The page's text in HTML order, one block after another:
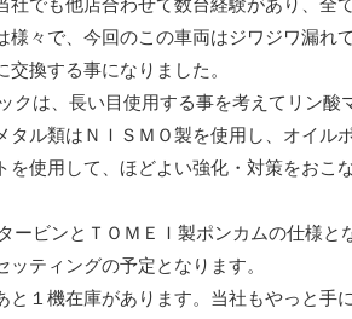
でも他店合わせて数台経験があり、全
々で、今回のこの車両はジワジワ漏れ
換する事になりました。
クは、長い目使用する事を考えてリン酸
ル類はＮＩＳＭＯ製を使用し、オイル
使用して、ほどよい強化・対策をおこ
ビンとＴＯＭＥＩ製ポンカムの仕様と
ティングの予定となります。
１機在庫があります。当社もやっと手